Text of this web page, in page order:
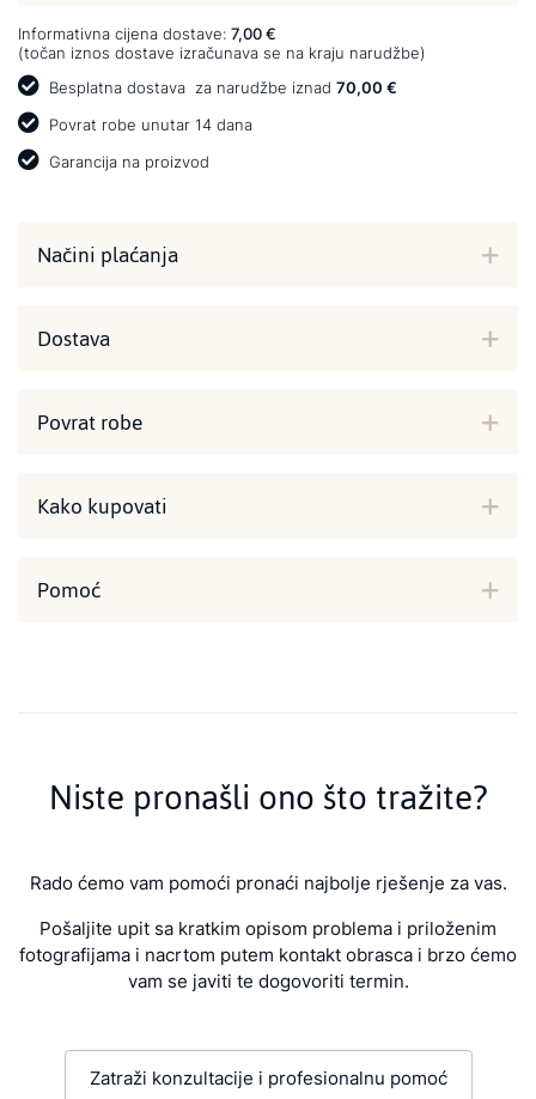
Informativna cijena dostave: 7,00 €
(točan iznos dostave izračunava se na kraju narudžbe)
Besplatna dostava za narudžbe iznad 70,00 €
Povrat robe unutar 14 dana
Garancija na proizvod
Načini plaćanja
Dostava
Povrat robe
Kako kupovati
Pomoć
Niste pronašli ono što tražite?
Rado ćemo vam pomoći pronaći najbolje rješenje za vas.
Pošaljite upit sa kratkim opisom problema i priloženim
fotografijama i nacrtom putem kontakt obrasca i brzo ćemo
vam se javiti te dogovoriti termin.
Zatraži konzultacije i profesionalnu pomoć